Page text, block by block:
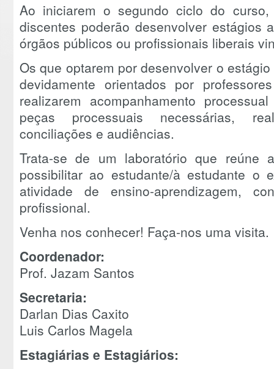
Ao iniciarem o segundo ciclo do
discentes poderão desenvolver estágios
órgãos públicos ou profissionais liberais
Os que optarem por desenvolver o
devidamente orientados por
realizarem acompanhamento
peças processuais necessárias,
conciliações e audiências.
Trata-se de um laboratório que reúne
possibilitar ao estudante/à estudante o
atividade de ensino-aprendizagem,
profissional.
Venha nos conhecer! Faça-nos uma visita.
Coordenador:
Prof. Jazam Santos
Secretaria:
Darlan Dias Caxito
Luis Carlos Magela
Estagiárias e Estagiários: